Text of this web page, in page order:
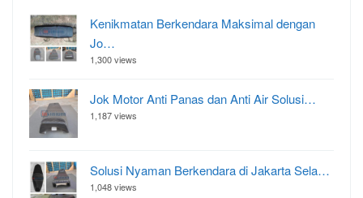
Kenikmatan Berkendara Maksimal dengan
Jo…
1,300 views
Jok Motor Anti Panas dan Anti Air Solusi…
1,187 views
Solusi Nyaman Berkendara di Jakarta Sela…
1,048 views